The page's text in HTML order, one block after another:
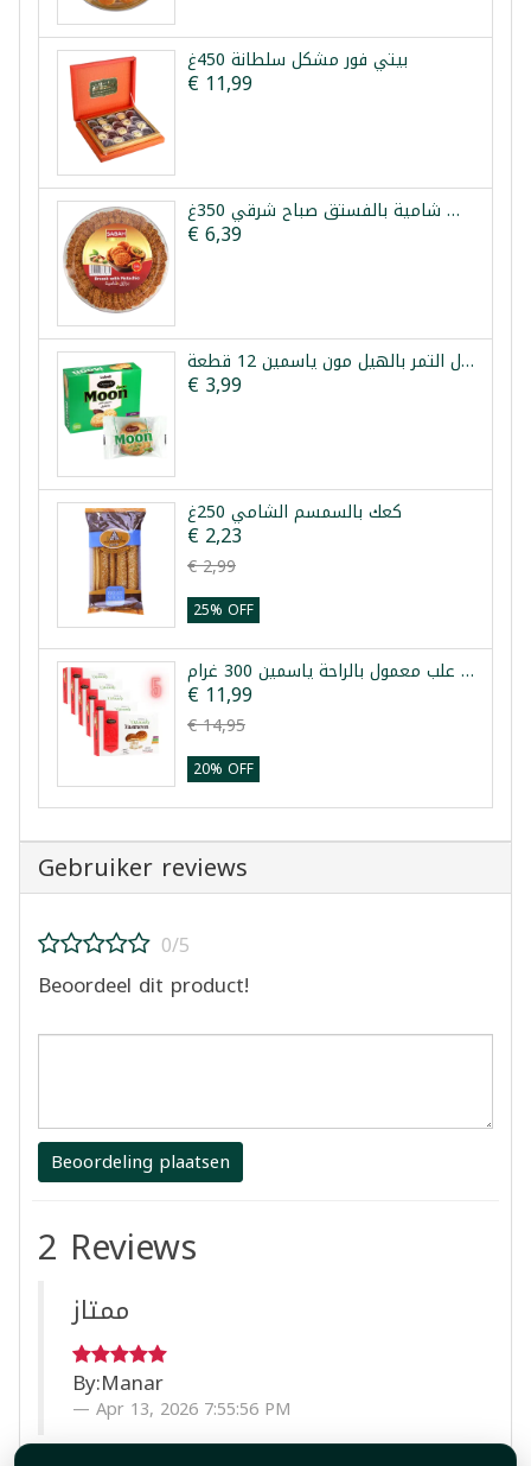
بيتي فور مشكل سلطانة 450غ
€ 11,99
برازق شامية بالفستق صباح شرقي 350غ
€ 6,39
معمول التمر بالهيل مون ياسمين 12 قطعة *
€ 3,99
كعك بالسمسم الشامي 250غ
€ 2,23
€ 2,99
25% OFF
خمس علب معمول بالراحة ياسمين 300 غرام
€ 11,99
€ 14,95
20% OFF
Gebruiker reviews
0/5
Beoordeel dit product!
Beoordeling plaatsen
2 Reviews
ممتاز
By:Manar
Apr 13, 2026 7:55:56 PM